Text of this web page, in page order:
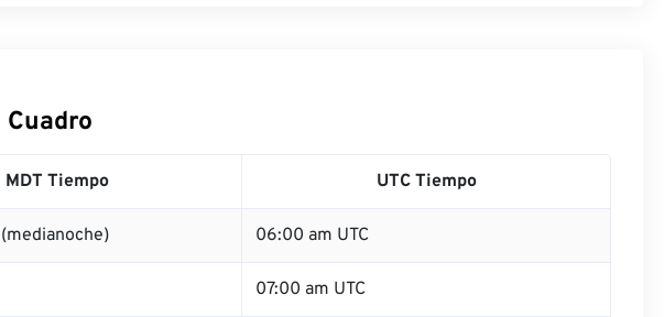
Cuadro
MDT Tiempo UTC Tiempo
06:00 am UTC
07:00 am UTC